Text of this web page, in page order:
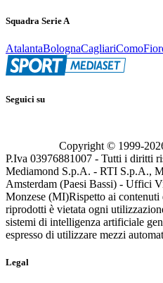
Squadra Serie A
AtalantaBolognaCagliariComo
Seguici su
Copyright © 1999-
P.Iva 03976881007 - Tutti i diritti
Mediamond S.p.A. - RTI S.p.A.,
Amsterdam (Paesi Bassi) - Uffici
Monzese (MI)Rispetto ai contenuti
riprodotti è vietata ogni
sistemi di intelligenza artificiale
espresso di utilizzare mezzi
Legal